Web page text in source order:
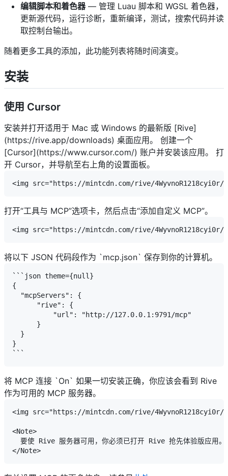
编辑脚本和着色器— 管理 Luau 脚本和 WGSL 着色器，
更新源代码，运行诊断，重新编译，测试，搜索代码并读
取控制台输出。
随着更多工具的添加，此功能列表将随时间演变。
安装
使用 Cursor
安装并打开适用于 Mac 或 Windows 的最新版 [Rive]
(https://rive.app/downloads) 桌面应用。 创建一个
[Cursor](https://www.cursor.com/) 账户并安装该应用。 打
开 Cursor，并导航至右上角的设置面板。
打开“工具与 MCP”选项卡，然后点击“添加自定义 MCP”。
将以下 JSON 代码段作为 `mcp.json` 保存到你的计算机。
```json theme={null}
{
  "mcpServers": {
      "rive": {
          "url": "http://127.0.0.1:9791/mcp"
      }
  }
}
将 MCP 连接 `On` 如果一切安装正确，你应该会看到 Rive
作为可用的 MCP 服务器。
<img src="https://mintcdn.com/rive/4WyvnoR1218cyi0r/
<Note>
  要使 Rive 服务器可用，你必须已打开 Rive 抢先体验版应用。